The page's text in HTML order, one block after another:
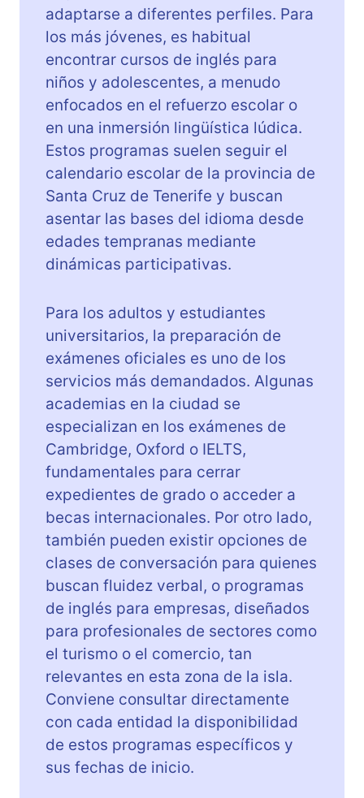
adaptarse a diferentes perfiles. Para
los más jóvenes, es habitual
encontrar cursos de inglés para
niños y adolescentes, a menudo
enfocados en el refuerzo escolar o
en una inmersión lingüística lúdica.
Estos programas suelen seguir el
calendario escolar de la provincia de
Santa Cruz de Tenerife y buscan
asentar las bases del idioma desde
edades tempranas mediante
dinámicas participativas.
Para los adultos y estudiantes
universitarios, la preparación de
exámenes oficiales es uno de los
servicios más demandados. Algunas
academias en la ciudad se
especializan en los exámenes de
Cambridge, Oxford o IELTS,
fundamentales para cerrar
expedientes de grado o acceder a
becas internacionales. Por otro lado,
también pueden existir opciones de
clases de conversación para quienes
buscan fluidez verbal, o programas
de inglés para empresas, diseñados
para profesionales de sectores como
el turismo o el comercio, tan
relevantes en esta zona de la isla.
Conviene consultar directamente
con cada entidad la disponibilidad
de estos programas específicos y
sus fechas de inicio.